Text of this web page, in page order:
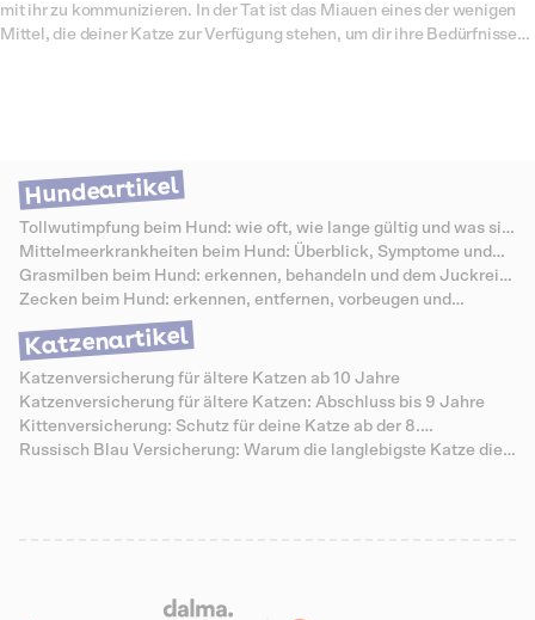
mit ihr zu kommunizieren. In der Tat ist das Miauen eines der wenigen
Mittel, die deiner Katze zur Verfügung stehen, um dir ihre Bedürfnisse
dabei, das Miauen von Katzen zu verstehen.
Hundeartikel
Tollwutimpfung beim Hund: wie oft, wie lange gültig und was sie
kostet
Mittelmeerkrankheiten beim Hund: Überblick, Symptome und
Schutz
Grasmilben beim Hund: erkennen, behandeln und dem Juckreiz
vorbeugen
Zecken beim Hund: erkennen, entfernen, vorbeugen und
Krankheiten vermeiden
Katzenartikel
Katzenversicherung für ältere Katzen ab 10 Jahre
Katzenversicherung für ältere Katzen: Abschluss bis 9 Jahre
Kittenversicherung: Schutz für deine Katze ab der 8.
Lebenswoche
Russisch Blau Versicherung: Warum die langlebigste Katze die